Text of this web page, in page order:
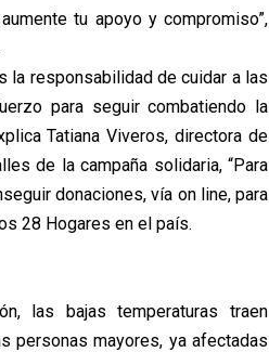
tu apoyo y compromiso”,
la responsabilidad de cuidar a las
para seguir combatiendo la
Tatiana Viveros, directora de
de la campaña solidaria, “Para
donaciones, vía on line, para
28 Hogares en el país.
las bajas temperaturas traen
personas mayores, ya afectadas